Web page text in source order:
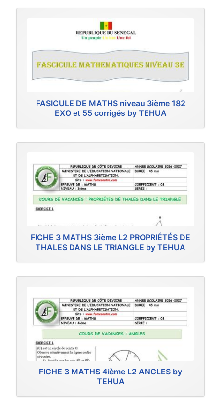
FASICULE DE MATHS niveau 3ième 182
EXO et 55 corrigés by TEHUA
FICHE 3 MATHS 3ième L2 PROPRIÉTÉS DE
THALES DANS LE TRIANGLE by TEHUA
FICHE 3 MATHS 4ième L2 ANGLES by
TEHUA